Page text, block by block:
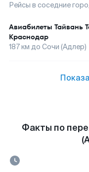
Рейсы в соседние
Авиабилеты Тайвань
Краснодар
187км до Сочи (Адлер)
Факты по